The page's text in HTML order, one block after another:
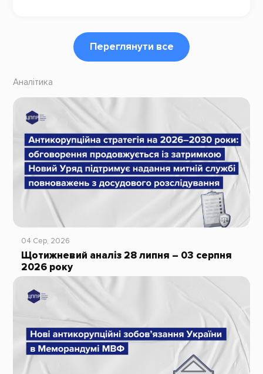
Переглянути все
Аналітика
04 Сер, 2026
Щотижневий аналіз 28 липня – 03 серпня
2026 року